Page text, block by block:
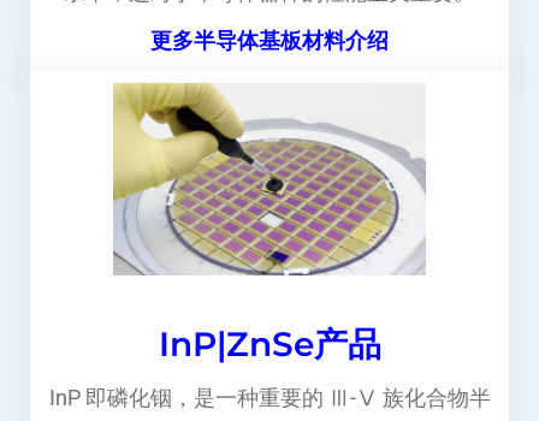
更多半导体基板材料介绍
InP|ZnSe产品
InP 即磷化铟，是一种重要的 Ⅲ-Ⅴ 族化合物半